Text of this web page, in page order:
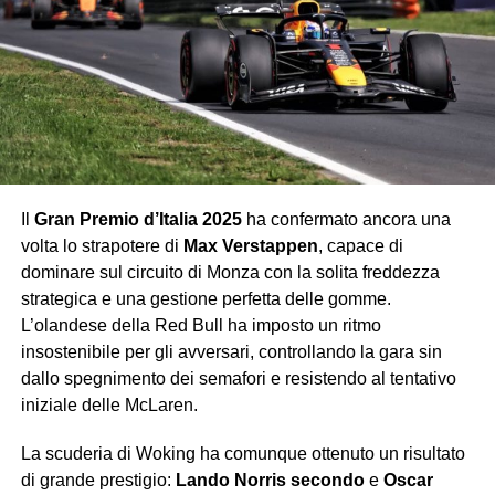
abbia già preso la residenza a Bologna.
Flop
Ferrari
Ogni anno Monza rappresenta il banco di prova più
atteso. Ogni anno la Ferrari arriva carica di sogni e
Leclerc ha chiuso quarto, vicino al podio ma lontano dalla
vittoria, mentre il weekend nel complesso ha confermato
che la Rossa, pur competitiva, fatica ancora a tenere il
passo di Red Bull e McLaren. I tifosi hanno applaudito,
ma lo hanno fatto più per amore che per reale
soddisfazione.
George Russell
Mercedes non vive un momento brillante, ma ci si
aspettava da Russell almeno la capacità di infastidire le
Gran Premio d’Italia 2025ha confermato ancora una
volta lo strapotere di Max Verstappen, capace di
dominare sul circuito di Monza con la solita freddezza
strategica e una gestione perfetta delle gomme.
L’olandese della Red Bull ha imposto un ritmo
insostenibile per gli avversari, controllando la gara sin
dallo spegnimento dei semafori e resistendo al tentativo
iniziale delle McLaren.
La scuderia di Woking ha comunque ottenuto un risultato
di grande prestigio: Lando Norris secondoe Oscar